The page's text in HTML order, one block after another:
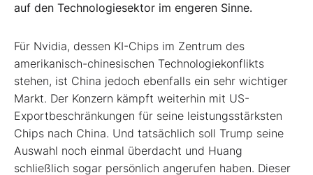
auf den Technologiesektor im engeren Sinne.
Für Nvidia, dessen KI-Chips im Zentrum des
amerikanisch-chinesischen Technologiekonflikts
stehen, ist China jedoch ebenfalls ein sehr wichtiger
Markt. Der Konzern kämpft weiterhin mit US-
Exportbeschränkungen für seine leistungsstärksten
Chips nach China. Und tatsächlich soll Trump seine
Auswahl noch einmal überdacht und Huang
schließlich sogar persönlich angerufen haben. Dieser